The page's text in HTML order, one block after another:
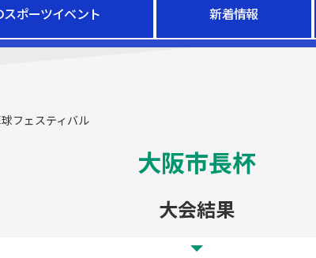
スポーツイベント 新着情報
フェスティバル
大阪市長杯
大会結果